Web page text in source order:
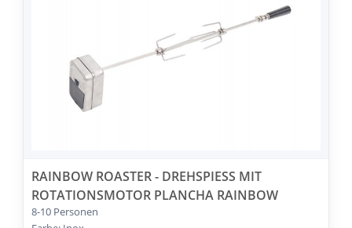
RAINBOW ROASTER - DREHSPIESS MIT R
OTATIONSMOTOR PLANCHA RAINBOW
8-10 Personen